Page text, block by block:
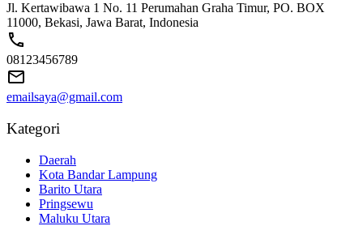
Jl. Kertawibawa 1 No. 11 Perumahan Graha Timur, PO. BOX
11000, Bekasi, Jawa Barat, Indonesia
08123456789
emailsaya@gmail.com
Kategori
Daerah
Kota Bandar Lampung
Barito Utara
Pringsewu
Maluku Utara